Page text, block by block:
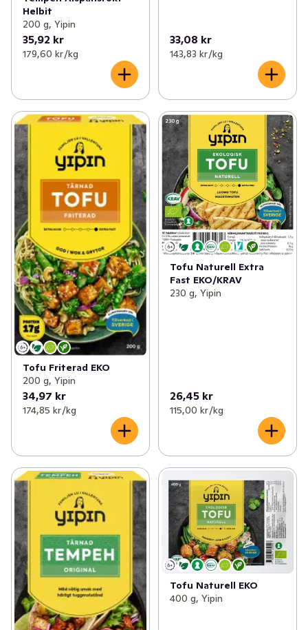
Helbit
200 g, Yipin
35,92 kr
179,60 kr /kg
33,08 kr
143,83 kr /kg
Tofu Friterad EKO
200 g, Yipin
34,97 kr
174,85 kr /kg
Tofu Naturell Extra
Fast EKO/KRAV
230 g, Yipin
26,45 kr
115,00 kr /kg
Tofu Naturell EKO
400 g, Yipin